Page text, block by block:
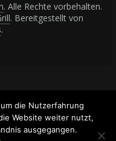
. Alle Rechte vorbehalten.
. Bereitgestellt von
.
die Nutzerfahrung
Website weiter nutzt,
ausgegangen.